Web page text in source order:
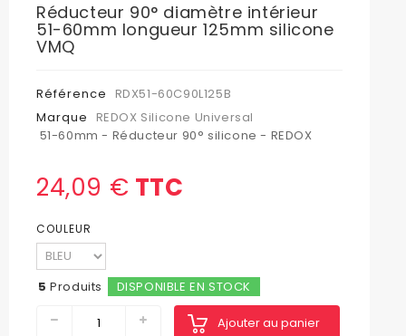
Réducteur 90° diamètre intérieur
51-60mm longueur 125mm silicone
VMQ
Référence
RDX51-60C90L125B
Marque
REDOX Silicone Universal
51-60mm - Réducteur 90° silicone - REDOX
24,09 € TTC
COULEUR
5 Produits DISPONIBLE EN STOCK
Ajouter au panier